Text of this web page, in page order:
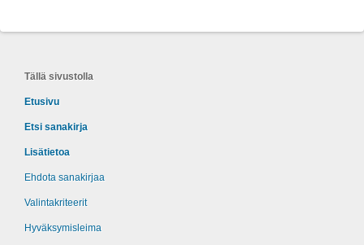
Tällä sivustolla
Etusivu
Etsi sanakirja
Lisätietoa
Ehdota sanakirjaa
Valintakriteerit
Hyväksymisleima